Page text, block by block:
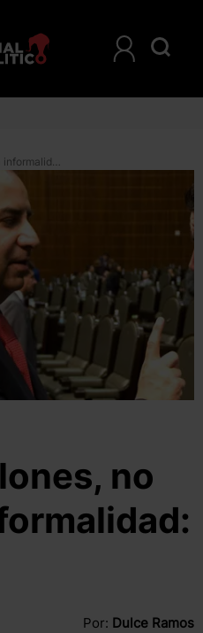
Son 30 millones, no 14, en la informalidad: STPS
no
Por: Dulce Ramos